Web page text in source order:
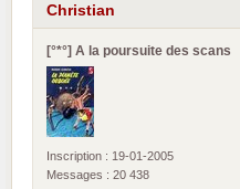
Christian
[°*°] A la poursuite des scans
Inscription : 19-01-2005
Messages : 20 438